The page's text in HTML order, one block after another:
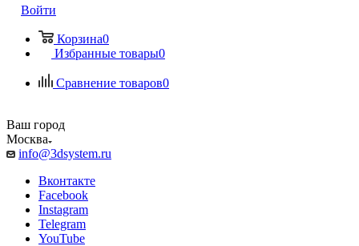
Войти
Корзина0
Избранные товары0
Сравнение товаров0
Ваш город
Москва
info@3dsystem.ru
Вконтакте
Facebook
Instagram
Telegram
YouTube